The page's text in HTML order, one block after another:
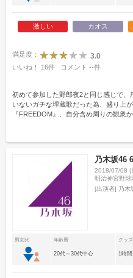
激しい カオス
満足度： 3.0
いいね！ 16件 コメント --件
初めて参加した野郎夜2と同じ感じで
いないガチな埋蔵歌だった為、盛り上
『FREEDOM』、自分含め周りの観衆
乃木坂46
2018/07/08 (
明治神宮野球
[出演者] 乃木
男女比 年齢層 グッ
20代～30代中心 1時